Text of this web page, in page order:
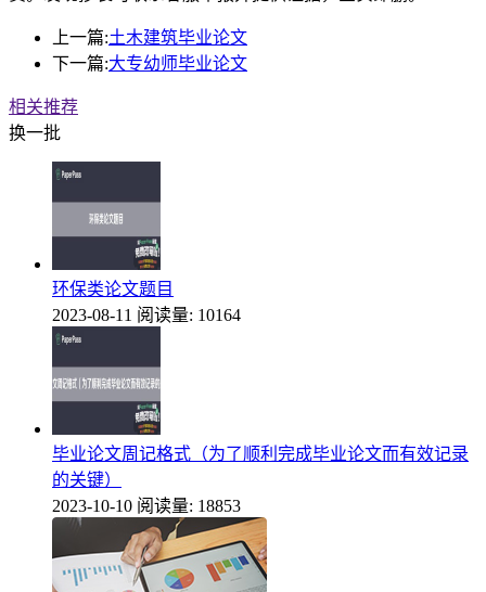
上一篇:土木建筑毕业论文
下一篇:大专幼师毕业论文
相关推荐
换一批
环保类论文题目
2023-08-11 阅读量: 10164
毕业论文周记格式（为了顺利完成毕业论文而有效记录
的关键）
2023-10-10 阅读量: 18853